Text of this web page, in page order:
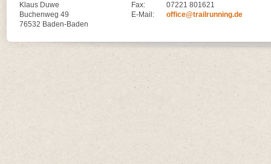
Klaus Duwe
Buchenweg 49
76532 Baden-Baden
Fax:
07221 801621
E-Mail:
office@trailrunning.de